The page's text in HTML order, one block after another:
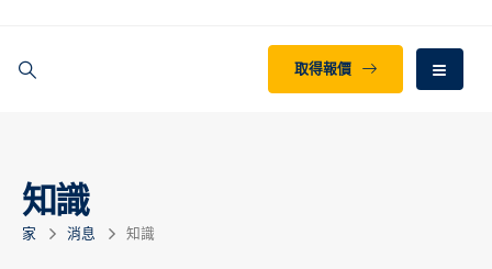
取得報價
知識
家 消息 知識